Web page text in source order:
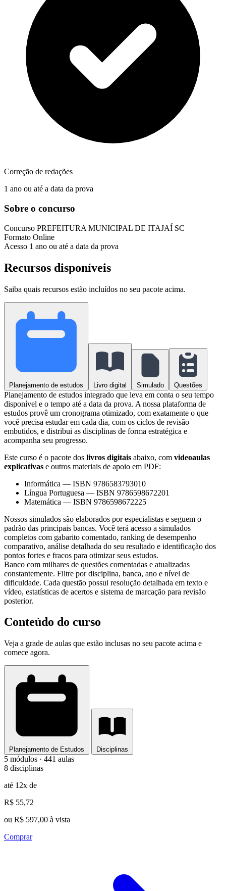
Correção de redações
1 ano ou até a data da prova
Sobre o concurso
Concurso PREFEITURA MUNICIPAL DE ITAJAÍ SC
Formato Online
Acesso 1 ano ou até a data da prova
Recursos disponíveis
Saiba quais recursos estão incluídos no seu pacote acima.
Planejamento de estudos Livro digital Simulado Questões
Planejamento de estudos integrado que leva em conta o seu tempo
disponível e o tempo até a data da prova. A nossa plataforma de
estudos provê um cronograma otimizado, com exatamente o que
você precisa estudar em cada dia, com os ciclos de revisão
embutidos, e distribui as disciplinas de forma estratégica e
acompanha seu progresso.
Este curso é o pacote dos livros digitais abaixo, com videoaulas
explicativas e outros materiais de apoio em PDF:
Informática — ISBN 9786583793010
Língua Portuguesa — ISBN 9786598672201
Matemática — ISBN 9786598672225
Nossos simulados são elaborados por especialistas e seguem o
padrão das principais bancas. Você terá acesso a simulados
completos com gabarito comentado, ranking de desempenho
comparativo, análise detalhada do seu resultado e identificação dos
pontos fortes e fracos para otimizar seus estudos.
Banco com milhares de questões comentadas e atualizadas
constantemente. Filtre por disciplina, banca, ano e nível de
dificuldade. Cada questão possui resolução detalhada em texto e
vídeo, estatísticas de acertos e sistema de marcação para revisão
posterior.
Conteúdo do curso
Veja a grade de aulas que estão inclusas no seu pacote acima e
comece agora.
Planejamento de Estudos Disciplinas
5 módulos · 441 aulas
8 disciplinas
até 12x de
R$ 55,72
ou R$ 597,00 à vista
Comprar